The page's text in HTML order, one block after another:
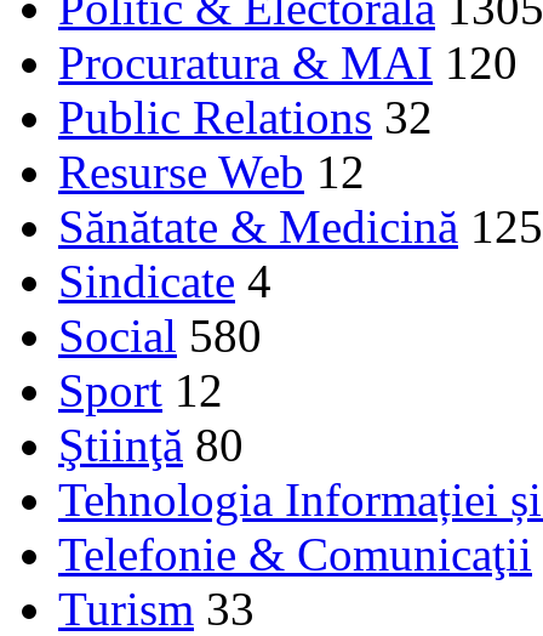
Procuratura & MAI 120
Public Relations 32
Resurse Web 12
Sănătate & Medicină 125
Sindicate 4
Social 580
Sport 12
Ştiinţă 80
Tehnologia Informației
Telefonie & Comunicaţii
Turism 33